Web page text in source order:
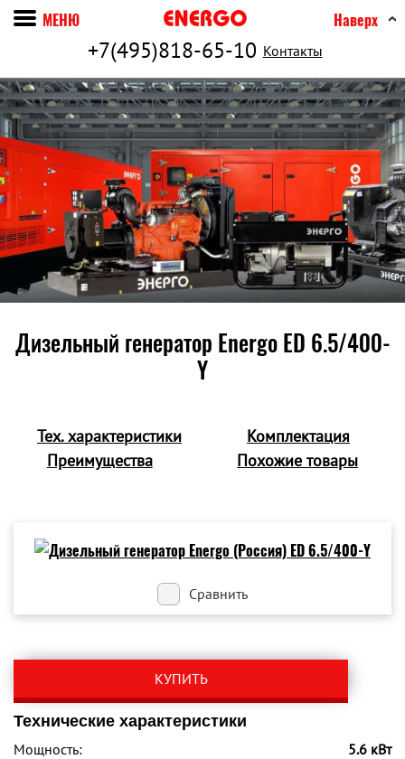
+7(495)818-65-10 Контакты
МЕНЮ Наверх
Дизельный генератор Energo ED 6.5/400-
Y
Тех. характеристики
Комплектация
Преимущества
Похожие товары
Сравнить
КУПИТЬ
Технические характеристики
Мощность:
5.6 кВт